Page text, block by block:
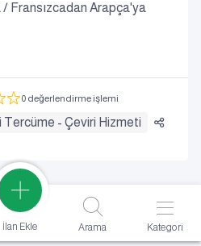
Fransızcadan Arapça'ya
0 değerlendirme işlemi
Tercüme - Çeviri Hizmeti
İlan Ekle Arama Kategori